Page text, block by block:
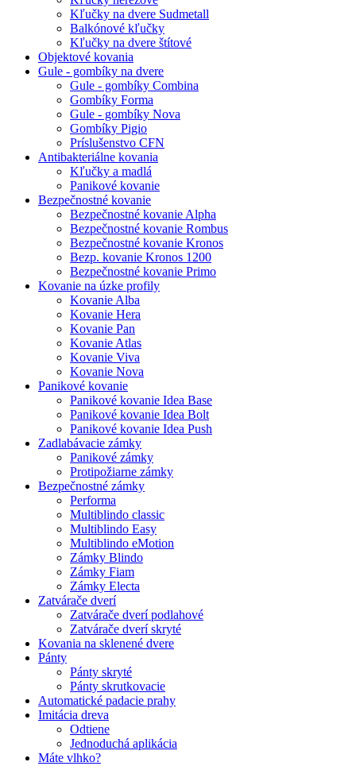
Kľučky na dvere Sudmetall
Balkónové kľučky
Kľučky na dvere štítové
Objektové kovania
Gule - gombíky na dvere
Gule - gombíky Combina
Gombíky Forma
Gule - gombíky Nova
Gombíky Pigio
Príslušenstvo CFN
Antibakteriálne kovania
Kľučky a madlá
Panikové kovanie
Bezpečnostné kovanie
Bezpečnostné kovanie Alpha
Bezpečnostné kovanie Rombus
Bezpečnostné kovanie Kronos
Bezp. kovanie Kronos 1200
Bezpečnostné kovanie Primo
Kovanie na úzke profily
Kovanie Alba
Kovanie Hera
Kovanie Pan
Kovanie Atlas
Kovanie Viva
Kovanie Nova
Panikové kovanie
Panikové kovanie Idea Base
Panikové kovanie Idea Bolt
Panikové kovanie Idea Push
Zadlabávacie zámky
Panikové zámky
Protipožiarne zámky
Bezpečnostné zámky
Performa
Multiblindo classic
Multiblindo Easy
Multiblindo eMotion
Zámky Blindo
Zámky Fiam
Zámky Electa
Zatvárače dverí
Zatvárače dverí podlahové
Zatvárače dverí skryté
Kovania na sklenené dvere
Pánty
Pánty skryté
Pánty skrutkovacie
Automatické padacie prahy
Imitácia dreva
Odtiene
Jednoduchá aplikácia
Máte vlhko?